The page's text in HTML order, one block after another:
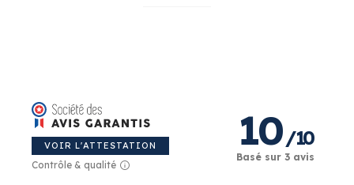
À vous de jouer
Sa photo, son prénom, une dédicace de la
classe si l'envie est là. Quelques clics, et la
VOIR L'ATTESTATION
Contrôle & qualité
10 /10
Basé sur 3 avis